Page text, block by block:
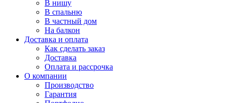
В нишу
В спальню
В частный дом
На балкон
Доставка и оплата
Как сделать заказ
Доставка
Оплата и рассрочка
О компании
Производство
Гарантия